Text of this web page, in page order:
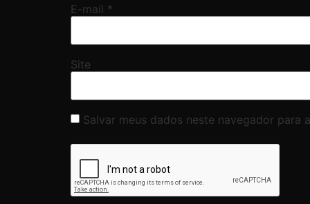
E-mail *
Site
Salvar meus dados neste navegador para